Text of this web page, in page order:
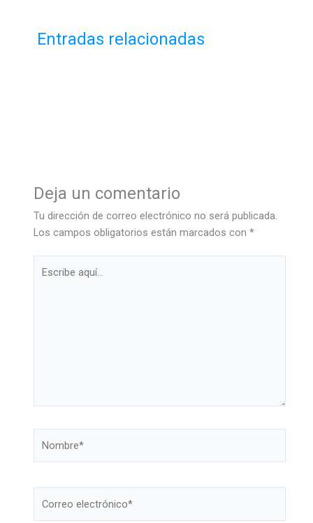
Entradas relacionadas
Deja un comentario
Tu dirección de correo electrónico no será publicada.
Los campos obligatorios están marcados con *
electrónico*